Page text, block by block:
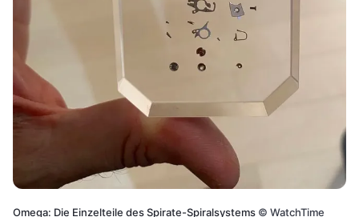
Omega: Die Einzelteile des Spirate-Spiralsystems © WatchTime